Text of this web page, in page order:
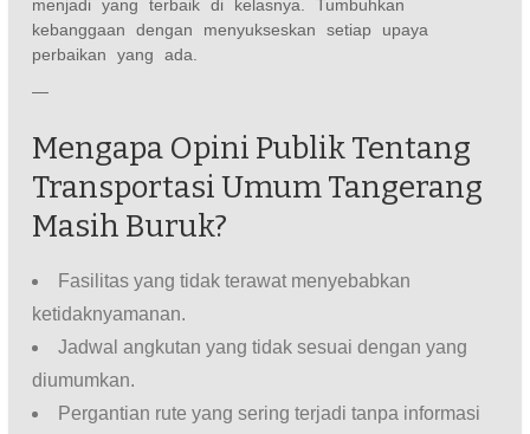
menjadi yang terbaik di kelasnya. Tumbuhkan
kebanggaan dengan menyukseskan setiap upaya
perbaikan yang ada.
—
Mengapa Opini Publik Tentang
Transportasi Umum Tangerang
Masih Buruk?
Fasilitas yang tidak terawat menyebabkan
ketidaknyamanan.
Jadwal angkutan yang tidak sesuai dengan yang
diumumkan.
Pergantian rute yang sering terjadi tanpa informasi